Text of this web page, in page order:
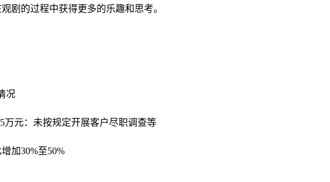
剧的过程中获得更多的乐趣和思考。
况
元：未按规定开展客户尽职调查等
加30%至50%